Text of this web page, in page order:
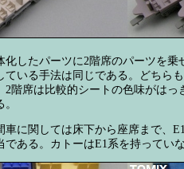
化したパーツに2階席のパーツを
ている手法は同じである。どちら
2階席は比較的シートの色味がは
車に関しては床下から座席まで、
である。カトーはE1系を持ってい